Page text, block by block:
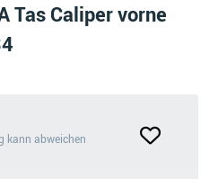
Tas Caliper vorne
kann abweichen